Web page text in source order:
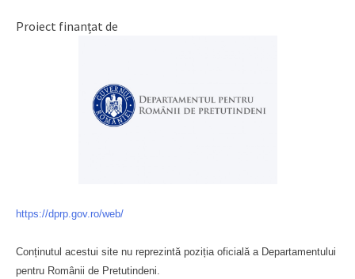
Proiect finanțat de
https://dprp.gov.ro/web/
Conținutul acestui site nu reprezintă poziția oficială a Departamentului
pentru Românii de Pretutindeni.